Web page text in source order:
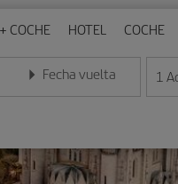
COCHE HOTEL COCHE
en formato día/mes/año
Fecha vuelta
Introduce la fecha en 1